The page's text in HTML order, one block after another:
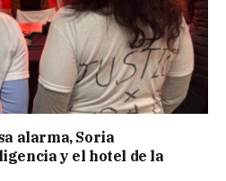
alarma, Soria
y el hotel de la